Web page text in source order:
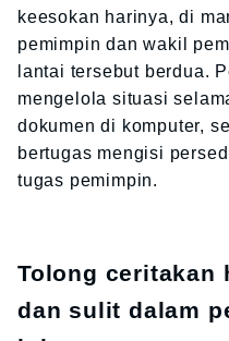
keesokan harinya, di
pemimpin dan wakil
lantai tersebut berdua.
mengelola situasi
dokumen di komputer,
bertugas mengisi
tugas pemimpin.
Tolong ceritakan
dan sulit dalam